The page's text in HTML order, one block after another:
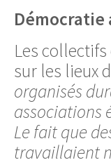
Les
sur les lieux
organisés
associations
Le fait que
travaillaient